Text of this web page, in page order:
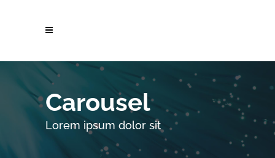
Carousel
Lorem ipsum dolor sit